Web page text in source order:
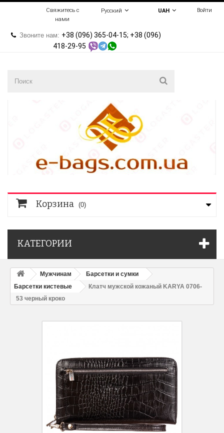
Войти
UAH
Русский
Свяжитесь с
нами
Звоните нам: +38 (096) 365-04-15; +38 (096)
418-29-95
Корзина (0)
КАТЕГОРИИ
Мужчинам
Барсетки и сумки
Барсетки кистевые
Клатч мужской кожаный KARYA 0706-
53 черный кроко